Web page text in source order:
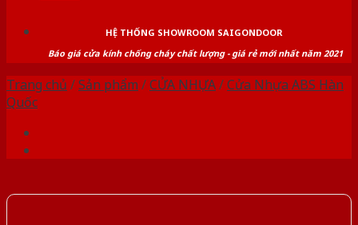
HỆ THỐNG SHOWROOM SAIGONDOOR
Báo giá cửa kính chống cháy chất lượng - giá rẻ mới nhất năm 2021
Trang chủ /Sản phẩm /CỬA NHỰA/Cửa Nhựa ABS Hàn
Quốc